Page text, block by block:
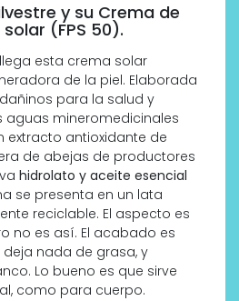
y su Crema de
(FPS 50).
esta crema solar
de la piel. Elaborada
para la salud y
aguas mineromedicinales
extracto antioxidante de
de abejas de productores
hidrolato y aceite esencial
se presenta en un lata
reciclable. El aspecto es
no es así. El acabado es
nada de grasa, y
Lo bueno es que sirve
como para cuerpo.